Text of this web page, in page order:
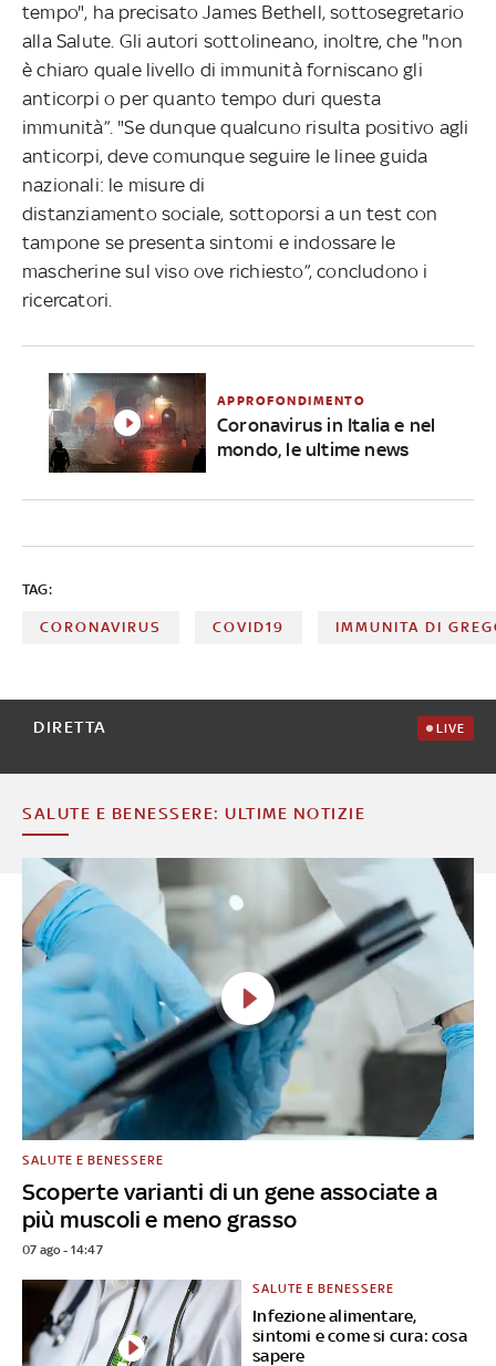
tempo", ha precisato James Bethell, sottosegretario
alla Salute. Gli autori sottolineano, inoltre, che "non
è chiaro quale livello di immunità forniscano gli
anticorpi o per quanto tempo duri questa
immunità”. "Se dunque qualcuno risulta positivo agli
anticorpi, deve comunque seguire le linee guida
nazionali: le misure di
distanziamento sociale, sottoporsi a un test con
tampone se presenta sintomi e indossare le
mascherine sul viso ove richiesto”, concludono i
ricercatori.
APPROFONDIMENTO
Coronavirus in Italia e nel
mondo, le ultime news
TAG:
CORONAVIRUS COVID19 IMMUNITA DI
DIRETTA LIVE
SALUTE E BENESSERE: ULTIME NOTIZIE
Scoperte varianti di un gene associate a
più muscoli e meno grasso
SALUTE E BENESSERE
07 ago - 14:47
Infezione alimentare,
sintomi e come si cura: cosa
sapere
SALUTE E BENESSERE